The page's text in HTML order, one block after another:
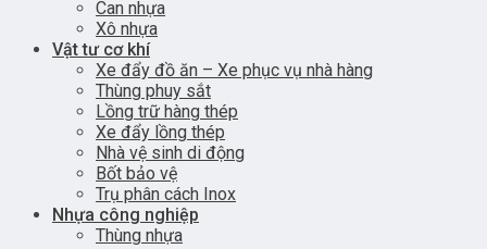
Can nhựa
Xô nhựa
Vật tư cơ khí
Xe đẩy đồ ăn – Xe phục vụ nhà hàng
Thùng phuy sắt
Lồng trữ hàng thép
Xe đẩy lồng thép
Nhà vệ sinh di động
Bốt bảo vệ
Trụ phân cách Inox
Nhựa công nghiệp
Thùng nhựa